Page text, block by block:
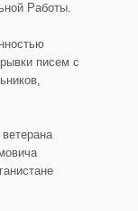
Работы.
писем с